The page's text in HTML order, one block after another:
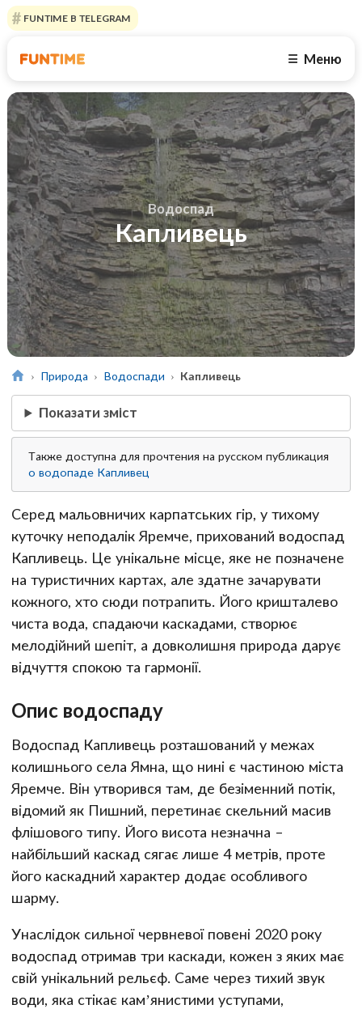
FUNTIME В TELEGRAM
☰ Меню
Водоспад
Капливець
Природа Водоспади Капливець
Показати зміст
Также доступна для прочтения на русском публикация
о водопаде Капливец
Серед мальовничих карпатських гір, у тихому
куточку неподалік Яремче, прихований водоспад
Капливець. Це унікальне місце, яке не позначене
на туристичних картах, але здатне зачарувати
кожного, хто сюди потрапить. Його кришталево
чиста вода, спадаючи каскадами, створює
мелодійний шепіт, а довколишня природа дарує
відчуття спокою та гармонії.
Опис водоспаду
Водоспад Капливець розташований у межах
колишнього села Ямна, що нині є частиною міста
Яремче. Він утворився там, де безіменний потік,
відомий як Пишний, перетинає скельний масив
флішового типу. Його висота незначна –
найбільший каскад сягає лише 4 метрів, проте
його каскадний характер додає особливого
шарму.
Унаслідок сильної червневої повені 2020 року
водоспад отримав три каскади, кожен з яких має
свій унікальний рельєф. Саме через тихий звук
води, яка стікає кам’янистими уступами,